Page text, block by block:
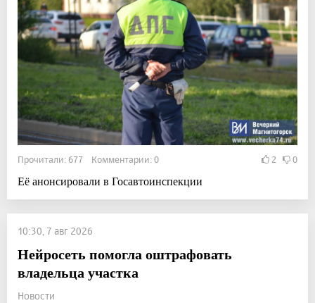
Прочитали: 677 Комментарии: 0 2 0
Её анонсировали в Госавтоинспекции
10:30, 7 авг 2026
Нейросеть помогла оштрафовать
владельца участка
Новости